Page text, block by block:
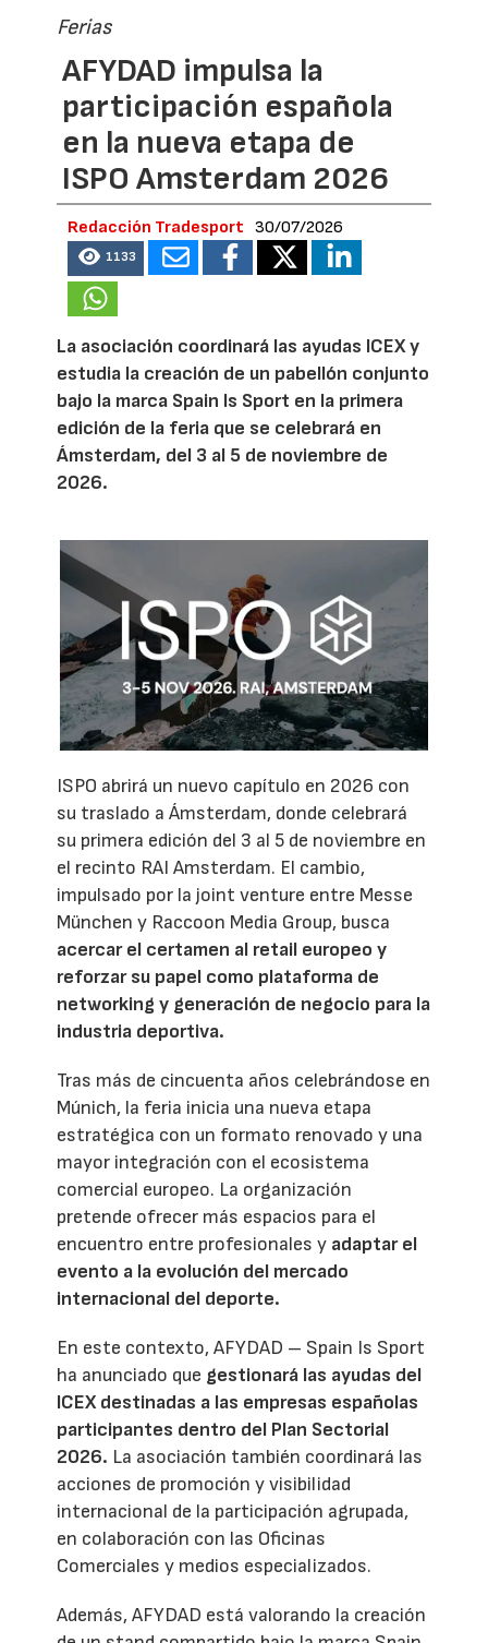
Ferias
AFYDAD impulsa la
participación española
en la nueva etapa de
ISPO Amsterdam 2026
Redacción Tradesport 30/07/2026
1133
La asociación coordinará las ayudas ICEX y
estudia la creación de un pabellón conjunto
bajo la marca Spain Is Sport en la primera
edición de la feria que se celebrará en
Ámsterdam, del 3 al 5 de noviembre de
2026.
ISPO abrirá un nuevo capítulo en 2026 con
su traslado a Ámsterdam, donde celebrará
su primera edición del 3 al 5 de noviembre en
el recinto RAI Amsterdam. El cambio,
impulsado por la joint venture entre Messe
München y Raccoon Media Group, busca
acercar el certamen al retail europeo y
reforzar su papel como plataforma de
networking y generación de negocio para la
industria deportiva.
Tras más de cincuenta años celebrándose en
Múnich, la feria inicia una nueva etapa
estratégica con un formato renovado y una
mayor integración con el ecosistema
comercial europeo. La organización
pretende ofrecer más espacios para el
encuentro entre profesionales y adaptar el
evento a la evolución del mercado
internacional del deporte.
En este contexto, AFYDAD – Spain Is Sport
ha anunciado que gestionará las ayudas del
ICEX destinadas a las empresas españolas
participantes dentro del Plan Sectorial
2026. La asociación también coordinará las
acciones de promoción y visibilidad
internacional de la participación agrupada,
en colaboración con las Oficinas
Comerciales y medios especializados.
Además, AFYDAD está valorando la creación